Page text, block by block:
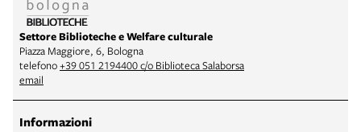
Settore Biblioteche e Welfare culturale
Piazza Maggiore, 6, Bologna
telefono+39 051 2194400 c/o Biblioteca Salaborsa
email
Informazioni